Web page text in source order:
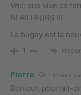
Voili que vive ce
NI AILLEURS !!!
Le bugey est la
1
Pierre 1 année il y a
Bonjour, pourrait-